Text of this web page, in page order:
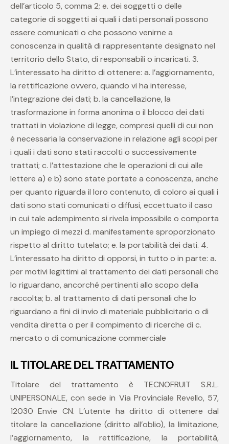
dell’articolo 5, comma 2; e. dei soggetti o delle
categorie di soggetti ai quali i dati personali possono
essere comunicati o che possono venirne a
conoscenza in qualità di rappresentante designato nel
territorio dello Stato, di responsabili o incaricati. 3.
L’interessato ha diritto di ottenere: a. l’aggiornamento,
la rettificazione ovvero, quando vi ha interesse,
l’integrazione dei dati; b. la cancellazione, la
trasformazione in forma anonima o il blocco dei dati
trattati in violazione di legge, compresi quelli di cui non
è necessaria la conservazione in relazione agli scopi per
i quali i dati sono stati raccolti o successivamente
trattati; c. l’attestazione che le operazioni di cui alle
lettere a) e b) sono state portate a conoscenza, anche
per quanto riguarda il loro contenuto, di coloro ai quali i
dati sono stati comunicati o diffusi, eccettuato il caso
in cui tale adempimento si rivela impossibile o comporta
un impiego di mezzi d. manifestamente sproporzionato
rispetto al diritto tutelato; e. la portabilità dei dati. 4.
L’interessato ha diritto di opporsi, in tutto o in parte: a.
per motivi legittimi al trattamento dei dati personali che
lo riguardano, ancorché pertinenti allo scopo della
raccolta; b. al trattamento di dati personali che lo
riguardano a fini di invio di materiale pubblicitario o di
vendita diretta o per il compimento di ricerche di c.
mercato o di comunicazione commerciale
IL TITOLARE DEL TRATTAMENTO
Titolare del trattamento è TECNOFRUIT S.R.L.
UNIPERSONALE, con sede in Via Provinciale Revello, 57,
12030 Envie CN. L’utente ha diritto di ottenere dal
titolare la cancellazione (diritto all’oblio), la limitazione,
l’aggiornamento, la rettificazione, la portabilità,